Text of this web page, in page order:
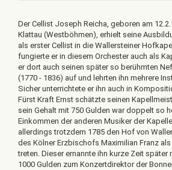
Der Cellist Joseph Reicha, geboren am
Klattau (Westböhmen), erhielt seine
als erster Cellist in die Wallersteiner
fungierte er in diesem Orchester auch als
er dort auch seinen später so berühmten
(1770 - 1836) auf und lehrten ihn mehrere
Sicher unterrichtete er ihn auch in
Fürst Kraft Ernst schätzte seinen
sein Gehalt mit 750 Gulden war doppelt so
Einkommen der anderen Musiker der
allerdings trotzdem 1785 den Hof von
des Kölner Erzbischofs Maximilian Franz
treten. Dieser ernannte ihn kurze Zeit später
1000 Gulden zum Konzertdirektor der